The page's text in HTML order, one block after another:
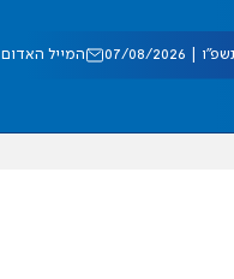
08/2026 המייל האדום